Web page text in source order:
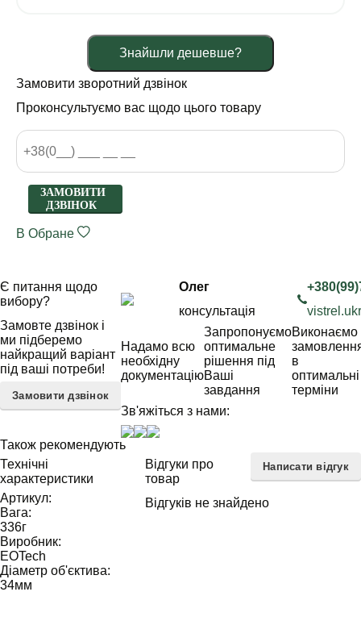
Знайшли дешевше?
Замовити зворотний дзвінок
Проконсультуємо вас щодо цього товару
ЗАМОВИТИ
ДЗВІНОК
В Обране
Є питання щодо
вибору?
Замовте дзвінок і
ми підберемо
найкращий варіант
під ваші потреби!
Замовити дзвінок
Олег
консультація
Надамо всю
необхідну
документацію
Запропонуємо
оптимальне
рішення під
Ваші
завдання
Виконаємо
в
оптимальні
терміни
Зв'яжіться з нами:
Також рекомендують
Технічні
характеристики
Артикул:
Вага:
336г
Виробник:
EOTech
Діаметр об'єктива:
34мм
Відгуки про
товар
Написати відгук
Відгуків не знайдено